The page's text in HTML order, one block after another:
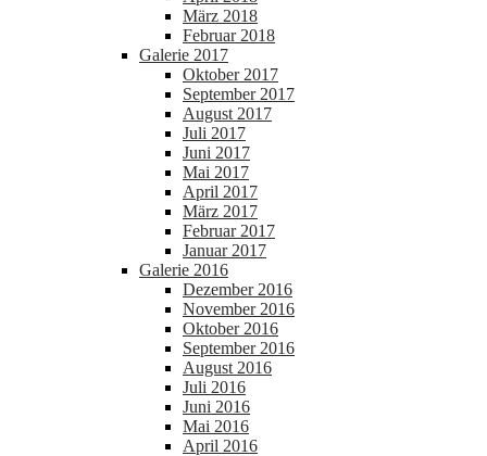
März 2018
Februar 2018
Galerie 2017
Oktober 2017
September 2017
August 2017
Juli 2017
Juni 2017
Mai 2017
April 2017
März 2017
Februar 2017
Januar 2017
Galerie 2016
Dezember 2016
November 2016
Oktober 2016
September 2016
August 2016
Juli 2016
Juni 2016
Mai 2016
April 2016